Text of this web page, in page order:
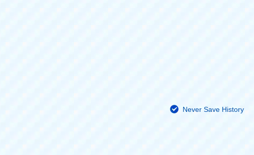
Never Save History